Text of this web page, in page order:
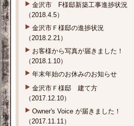
金沢市 F様邸新築工事進捗状況
（2018.4.5）
金沢市Ｆ様邸の進捗状況
（2018.2.21）
お客様から写真が届きました！
（2018.1.10）
年末年始のお休みのお知らせ
金沢市Ｆ様邸 建て方
（2017.12.10）
Owner's Voice が届きました！
（2017.11.11）